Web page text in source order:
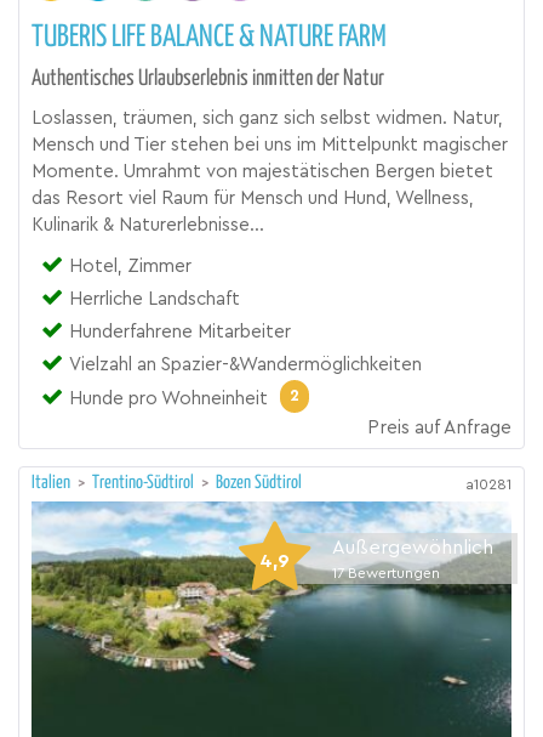
TUBERIS LIFE BALANCE & NATURE FARM
Authentisches Urlaubserlebnis inmitten der Natur
Loslassen, träumen, sich ganz sich selbst widmen. Natur,
Mensch und Tier stehen bei uns im Mittelpunkt magischer
Momente. Umrahmt von majestätischen Bergen bietet
das Resort viel Raum für Mensch und Hund, Wellness,
Kulinarik & Naturerlebnisse...
Hotel, Zimmer
Herrliche Landschaft
Hunderfahrene Mitarbeiter
Vielzahl an Spazier-&Wandermöglichkeiten
Hunde pro Wohneinheit
2
Preis auf Anfrage
Italien > Trentino-Südtirol > Bozen Südtirol a10281
4,9
Außergewöhnlich
17 Bewertungen